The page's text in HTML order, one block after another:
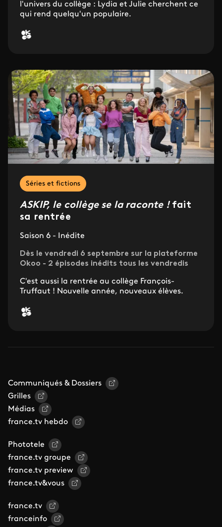
l'univers du collège : Lydia et Julie cherchent ce
qui rend quelqu'un populaire.
Séries et fictions
ASKIP, le collège se la raconte ! fait
sa rentrée
Saison 6 - Inédite
Dès le vendredi 6 septembre sur la plateforme
Okoo - 2 épisodes inédits tous les vendredis
C'est aussi la rentrée au collège François-
Truffaut ! Nouvelle année, nouveaux élèves.
Communiqués & Dossiers
Grilles
Médias
france.tv hebdo
Phototele
france.tv groupe
france.tv preview
france.tv&vous
france.tv
franceinfo